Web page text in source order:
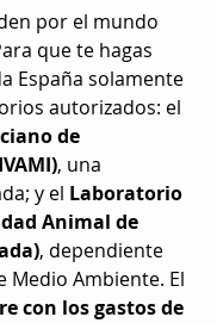
por el mundo
que te hagas
España solamente
autorizados: el
de
, una
y el Laboratorio
Animal de
, dependiente
Medio Ambiente. El
con los gastos de